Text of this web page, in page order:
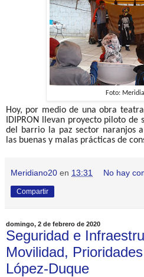
Foto:
Hoy, por medio de una obra
IDIPRON llevan proyecto piloto de
del barrio la paz sector naranjos
las buenas y malas prácticas de
Meridiano20 en 13:31 No hay
Compartir
domingo, 2 de febrero de 2020
Seguridad e
Movilidad,
López-Duque